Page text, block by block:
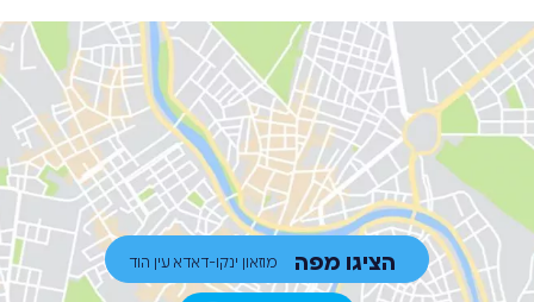
הציגו מפה מוזאון ינקו-דאדא עין הוד